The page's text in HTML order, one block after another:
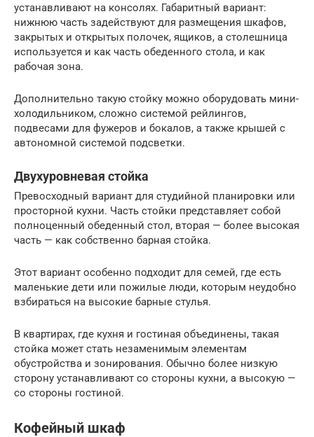
устанавливают на консолях. Габаритный вариант:
нижнюю часть задействуют для размещения шкафов,
закрытых и открытых полочек, ящиков, а столешница
используется и как часть обеденного стола, и как
рабочая зона.
Дополнительно такую стойку можно оборудовать мини-
холодильником, сложно системой рейлингов,
подвесами для фужеров и бокалов, а также крышей с
автономной системой подсветки.
Двухуровневая стойка
Превосходный вариант для студийной планировки или
просторной кухни. Часть стойки представляет собой
полноценный обеденный стол, вторая — более высокая
часть — как собственно барная стойка.
Этот вариант особенно подходит для семей, где есть
маленькие дети или пожилые люди, которым неудобно
взбираться на высокие барные стулья.
В квартирах, где кухня и гостиная объединены, такая
стойка может стать незаменимым элементам
обустройства и зонирования. Обычно более низкую
сторону устанавливают со стороны кухни, а высокую —
со стороны гостиной.
Кофейный шкаф